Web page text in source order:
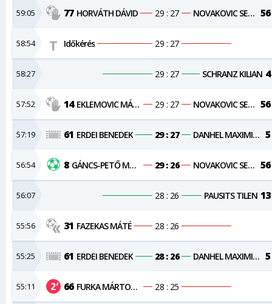
55:11 66 FURKA MÁRTON JÁNOS 28 : 25
55:25 61 ERDEI BENEDEK 28 : 26 DANHEL MAXIMILIAN 5
55:56 31 FAZEKAS MÁTÉ 28 : 26
56:07 28 : 26 PAUSITS TILEN 13
56:54 8 GÁNCS-PETŐ MÁTÉ 29 : 26 NOVAKOVIC SERGEJ 56
57:19 61 ERDEI BENEDEK 29 : 27 DANHEL MAXIMILIAN 5
57:52 14 EKLEMOVIC MÁRKÓ 29 : 27 NOVAKOVIC SERGEJ 56
58:27 29 : 27 SCHRANZ KILIAN 4
58:54 Időkérés 29 : 27
59:05 77 HORVÁTH DÁVID 29 : 27 NOVAKOVIC SERGEJ 56